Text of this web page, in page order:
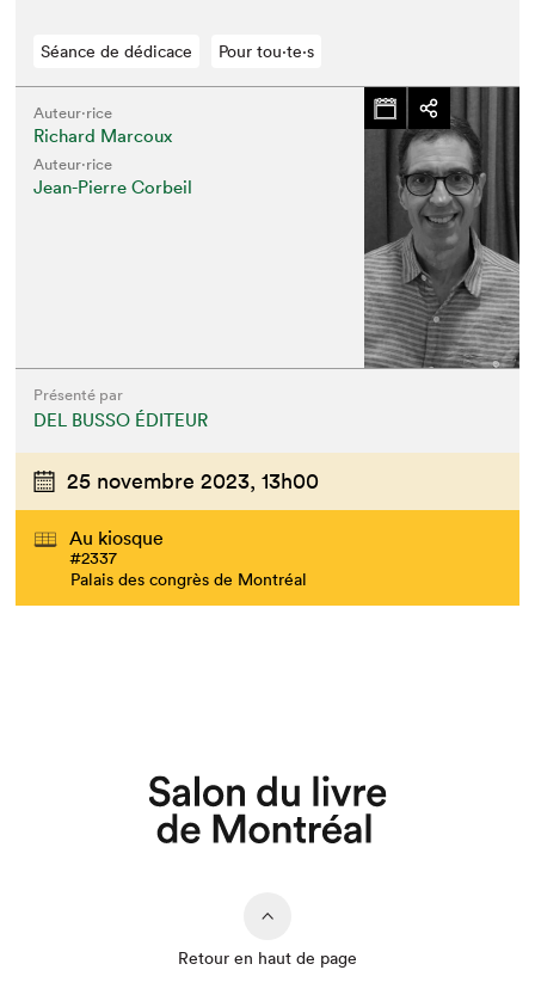
Séance de dédicace Pour tou⋅te⋅s
Auteur·rice
Richard Marcoux
Auteur·rice
Jean-Pierre Corbeil
Présenté par
DEL BUSSO ÉDITEUR
25 novembre 2023, 13h00
Au kiosque
#2337
Palais des congrès de Montréal
Retour en haut de page